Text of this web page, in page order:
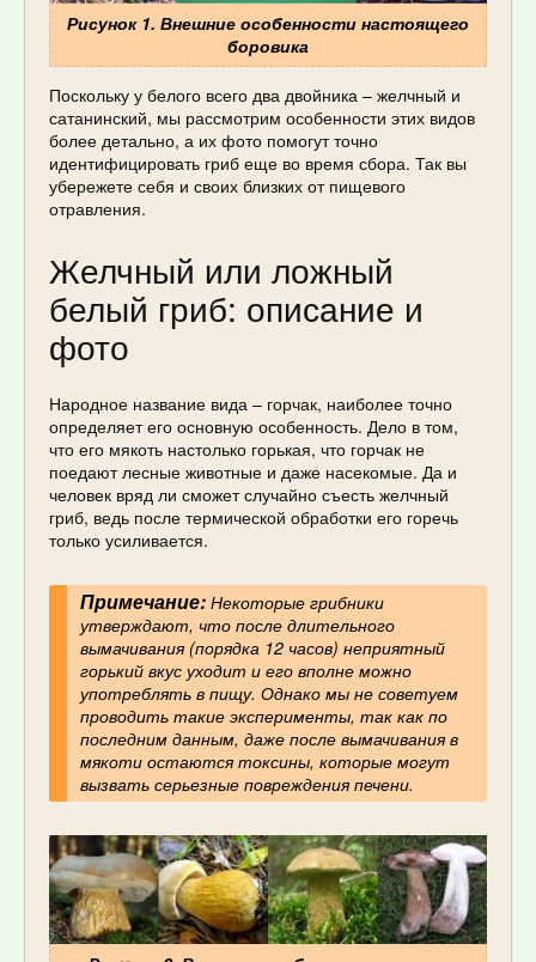
Рисунок 1. Внешние особенности настоящего
боровика
Поскольку у белого всего два двойника – желчный и
сатанинский, мы рассмотрим особенности этих видов
более детально, а их фото помогут точно
идентифицировать гриб еще во время сбора. Так вы
убережете себя и своих близких от пищевого
отравления.
Желчный или ложный
белый гриб: описание и
фото
Народное название вида – горчак, наиболее точно
определяет его основную особенность. Дело в том,
что его мякоть настолько горькая, что горчак не
поедают лесные животные и даже насекомые. Да и
человек вряд ли сможет случайно съесть желчный
гриб, ведь после термической обработки его горечь
только усиливается.
Примечание:Некоторые грибники
утверждают, что после длительного
вымачивания (порядка 12 часов) неприятный
горький вкус уходит и его вполне можно
употреблять в пищу. Однако мы не советуем
проводить такие эксперименты, так как по
последним данным, даже после вымачивания в
мякоти остаются токсины, которые могут
вызвать серьезные повреждения печени.